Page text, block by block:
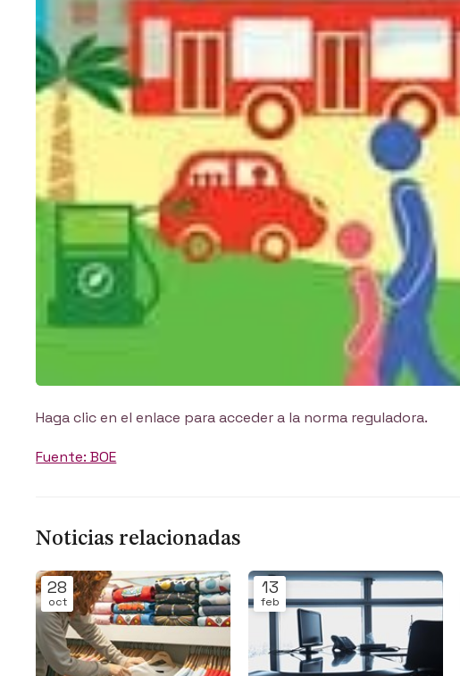
Haga clic en el enlace para acceder a la norma reguladora.
Fuente: BOE
Noticias relacionadas
28
oct
13
feb